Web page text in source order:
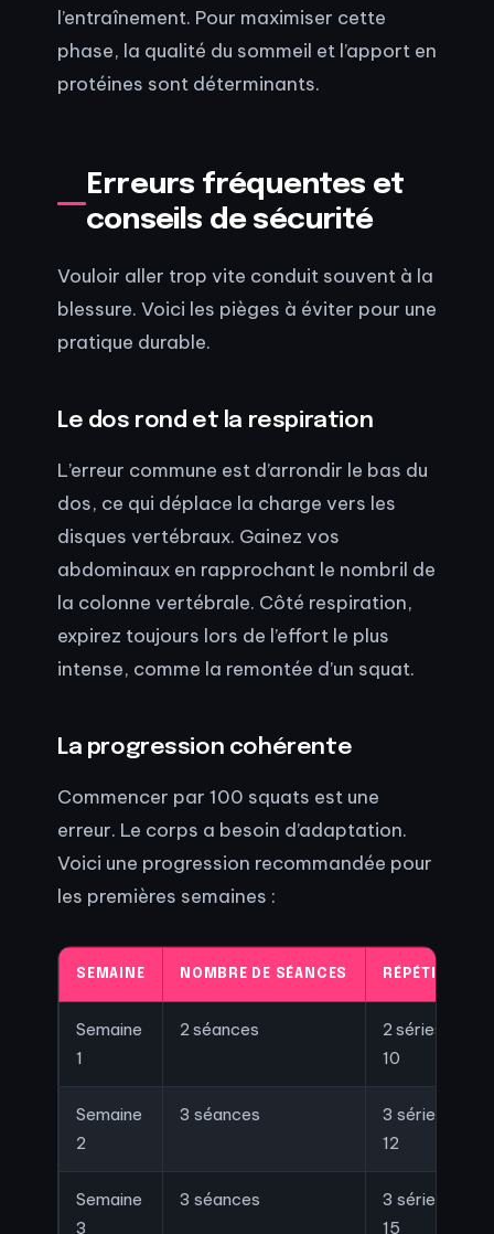
l’entraînement. Pour maximiser cette
phase, la qualité du sommeil et l’apport en
protéines sont déterminants.
Erreurs fréquentes et
conseils de sécurité
Vouloir aller trop vite conduit souvent à la
blessure. Voici les pièges à éviter pour une
pratique durable.
Le dos rond et la respiration
L’erreur commune est d’arrondir le bas du
dos, ce qui déplace la charge vers les
disques vertébraux. Gainez vos
abdominaux en rapprochant le nombril de
la colonne vertébrale. Côté respiration,
expirez toujours lors de l’effort le plus
intense, comme la remontée d’un squat.
La progression cohérente
Commencer par 100 squats est une
erreur. Le corps a besoin d’adaptation.
Voici une progression recommandée pour
les premières semaines :
SEMAINE NOMBRE DE SÉANCES RÉPÉTITIONS
Semaine
1
2 séances
2 séries de
10
Semaine
2
3 séances
3 séries de
12
Semaine
3
3 séances
3 séries de
15